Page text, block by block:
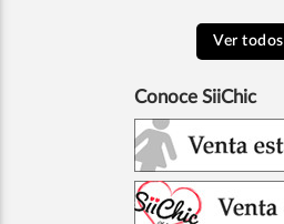
Ver todos
Conoce SiiChic